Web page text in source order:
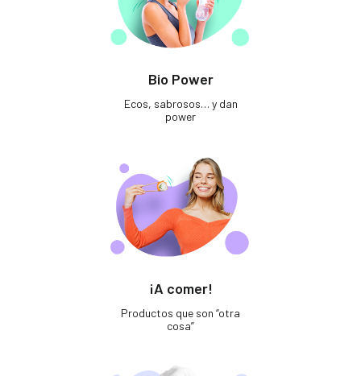
Bio Power
Ecos, sabrosos… y dan
power
¡A comer!
Productos que son “otra
cosa”